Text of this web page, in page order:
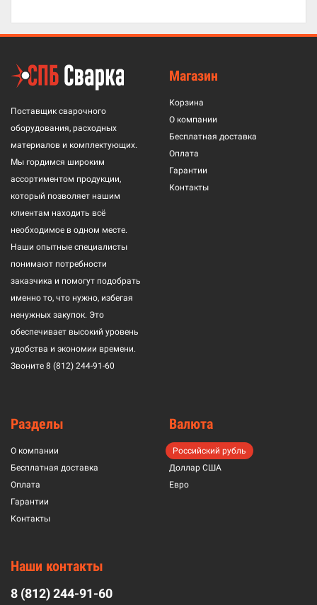
Поставщик сварочного
оборудования, расходных
материалов и комплектующих.
Мы гордимся широким
ассортиментом продукции,
который позволяет нашим
клиентам находить всё
необходимое в одном месте.
Наши опытные специалисты
понимают потребности
заказчика и помогут подобрать
именно то, что нужно, избегая
ненужных закупок. Это
обеспечивает высокий уровень
удобства и экономии времени.
Звоните 8 (812) 244-91-60
Магазин
Корзина
О компании
Бесплатная доставка
Оплата
Гарантии
Контакты
Разделы
О компании
Бесплатная доставка
Оплата
Гарантии
Контакты
Валюта
Российский рубль
Доллар США
Евро
Наши контакты
8 (812) 244-91-60